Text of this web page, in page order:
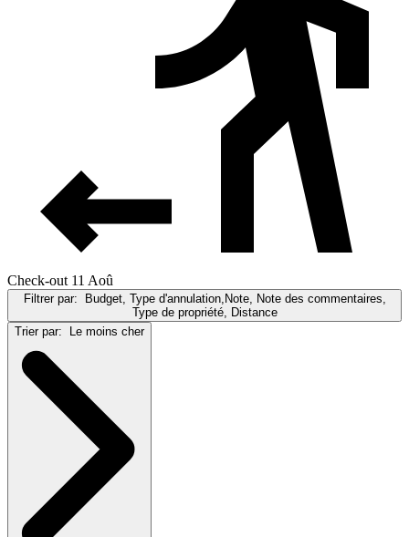
Check-out 11 Aoû
Filtrer par:
Budget, Type d'annulation,Note, Note des commentaires,
Type de propriété, Distance
Trier par:
Le moins cher